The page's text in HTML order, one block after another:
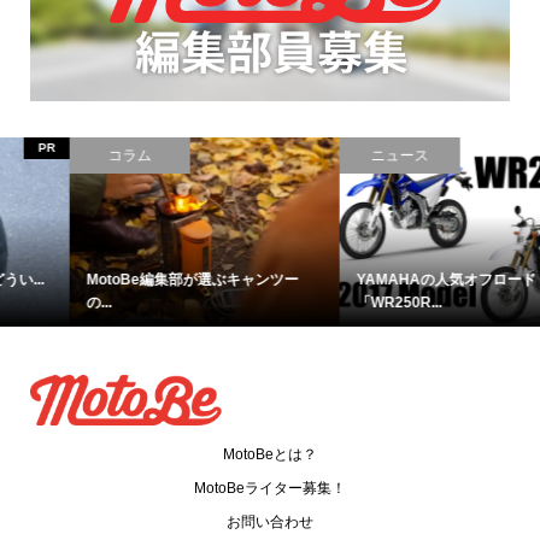
ニュース
YAMAHAの人気オフロード
「WR250R...
レポート
絶品ムロアジ茶漬けを求めて。ベ...
MotoBeとは？
MotoBeライター募集！
お問い合わせ